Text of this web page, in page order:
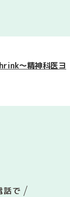
～精神科医ヨ